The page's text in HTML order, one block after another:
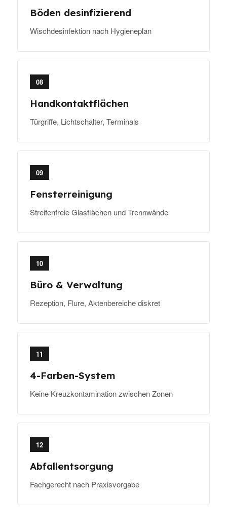
Böden desinfizierend
Wischdesinfektion nach Hygieneplan
08
Handkontaktflächen
Türgriffe, Lichtschalter, Terminals
09
Fensterreinigung
Streifenfreie Glasflächen und Trennwände
10
Büro & Verwaltung
Rezeption, Flure, Aktenbereiche diskret
11
4-Farben-System
Keine Kreuzkontamination zwischen Zonen
12
Abfallentsorgung
Fachgerecht nach Praxisvorgabe